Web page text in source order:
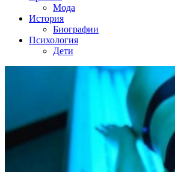
Мода
История
Биографии
Психология
Дети